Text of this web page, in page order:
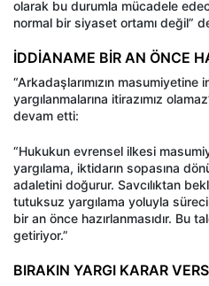
olarak bu durumla mücadele
normal bir siyaset ortamı değil”
İDDİANAME BİR AN ÖNCE
“Arkadaşlarımızın masumiyetine
yargılanmalarına itirazımız
devam etti:
“Hukukun evrensel ilkesi
yargılama, iktidarın sopasına
adaletini doğurur. Savcılıktan
tutuksuz yargılama yoluyla
bir an önce hazırlanmasıdır. Bu
getiriyor.”
BIRAKIN YARGI KARAR